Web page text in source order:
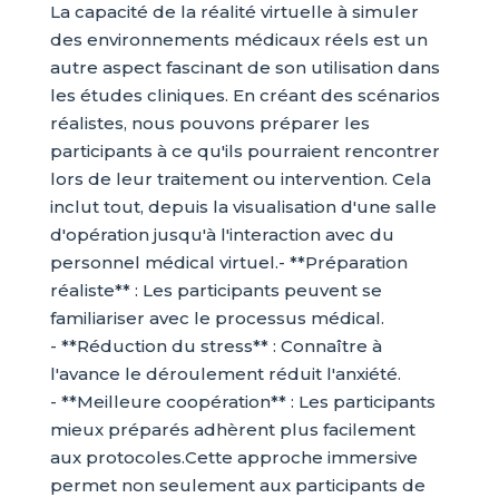
La capacité de la réalité virtuelle à simuler
des environnements médicaux réels est un
autre aspect fascinant de son utilisation dans
les études cliniques. En créant des scénarios
réalistes, nous pouvons préparer les
participants à ce qu'ils pourraient rencontrer
lors de leur traitement ou intervention. Cela
inclut tout, depuis la visualisation d'une salle
d'opération jusqu'à l'interaction avec du
personnel médical virtuel.- **Préparation
réaliste** : Les participants peuvent se
familiariser avec le processus médical.
- **Réduction du stress** : Connaître à
l'avance le déroulement réduit l'anxiété.
- **Meilleure coopération** : Les participants
mieux préparés adhèrent plus facilement
aux protocoles.Cette approche immersive
permet non seulement aux participants de